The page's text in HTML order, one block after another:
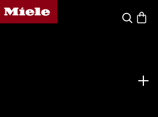
Page d'accueil de Miele
Panier